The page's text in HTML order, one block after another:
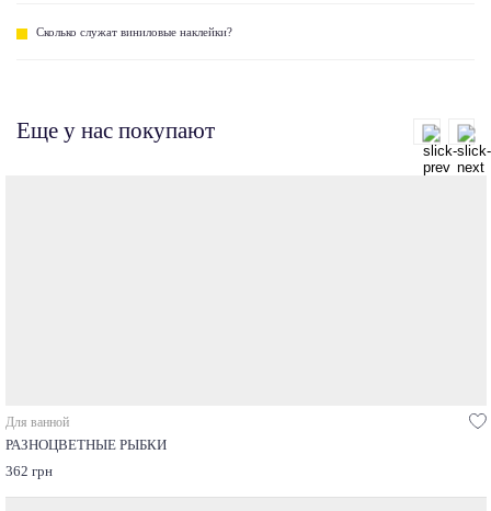
Сколько служат виниловые наклейки?
Еще у нас покупают
Для ванной
РАЗНОЦВЕТНЫЕ РЫБКИ
362 грн